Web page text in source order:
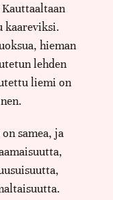
kaareviksi.
hieman
lehden
liemi on
samea, ja